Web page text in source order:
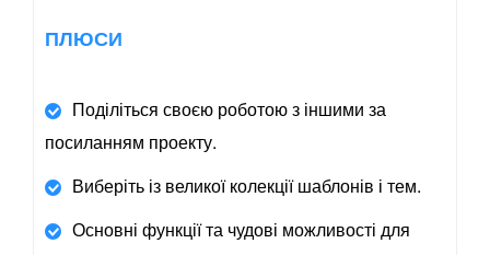
ПЛЮСИ
Поділіться своєю роботою з іншими за
посиланням проекту.
Виберіть із великої колекції шаблонів і тем.
Основні функції та чудові можливості для